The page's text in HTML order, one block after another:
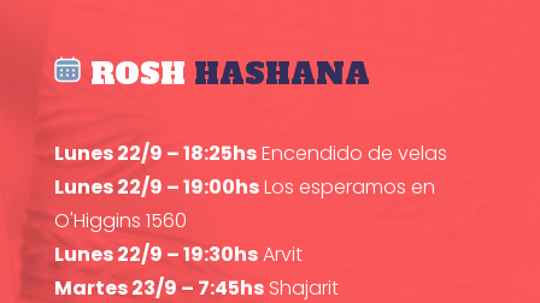
ROSH HASHANA
Lunes 22/9 – 18:25hsEncendido de velas
Lunes 22/9 – 19:00hsLos esperamos en
O'Higgins 1560
Lunes 22/9 – 19:30hsArvit
Martes 23/9 – 7:45hsShajarit